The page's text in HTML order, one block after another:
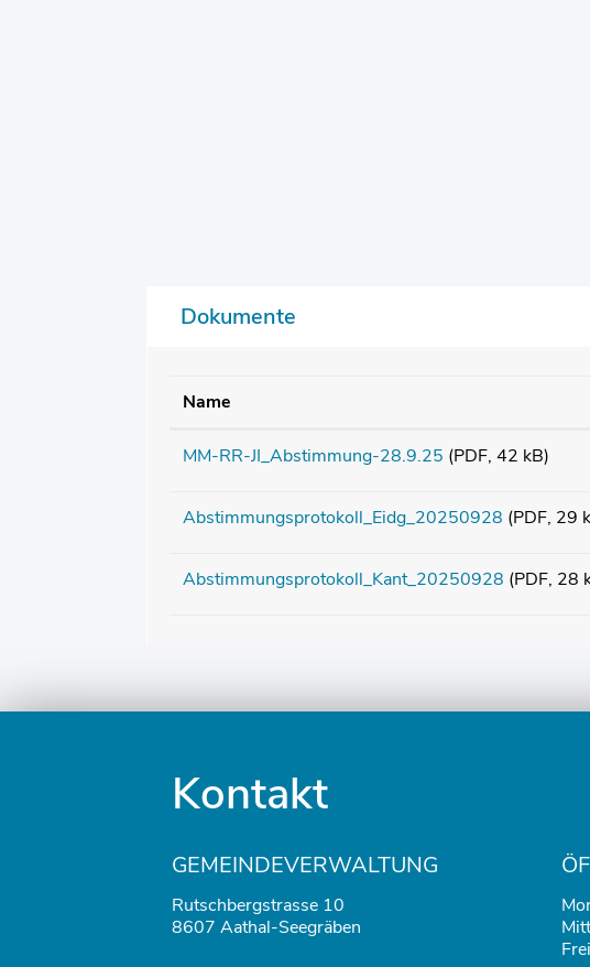
Dokumente
Name
MM-RR-JI_Abstimmung-28.9.25 (PDF, 42 kB)
Abstimmungsprotokoll_Eidg_20250928 (PDF, 29
Abstimmungsprotokoll_Kant_20250928 (PDF, 28
Kontakt
GEMEINDEVERWALTUNG
Rutschbergstrasse 10
8607 Aathal-Seegräben